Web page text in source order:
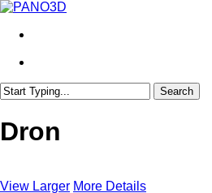
Skip
main
search
Search
Search
Dron
View Larger More Details